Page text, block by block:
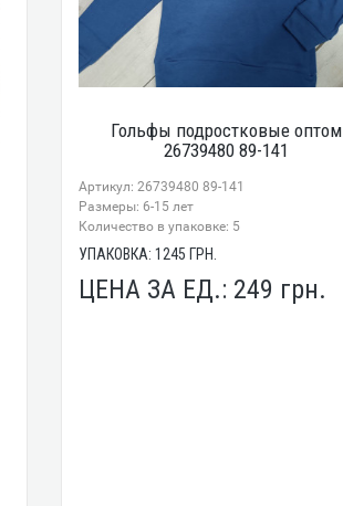
Гольфы подростковые оптом
26739480 89-141
Артикул: 26739480 89-141
Размеры: 6-15 лет
Количество в упаковке: 5
УПАКОВКА: 1245 ГРН.
ЦЕНА ЗА ЕД.: 249 грн.